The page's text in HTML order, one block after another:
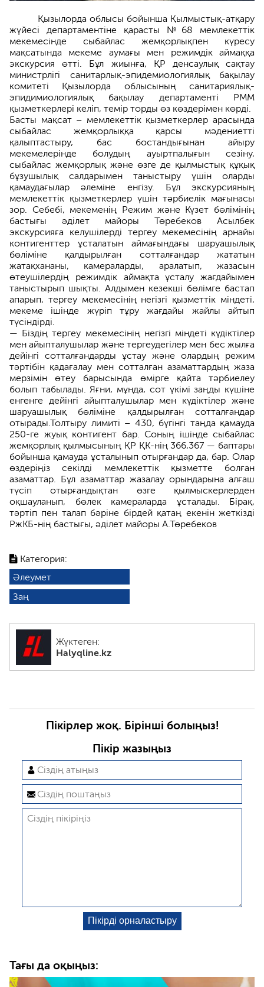
Категория:
Әлеумет
Заң
Жүктеген:
Halyqline.kz
Қызылорда облысы бойынша Қылмыстық-атқару
жүйесі департаментіне қарасты №68 мемлекеттік
мекемесінде сыбайлас жемқорлықпен күресу
мақсатында мекеме аумағы мен режимдік аймаққа
экскурсия өтті. Бұл жиынға, ҚР денсаулық сақтау
министрлігі санитарлық-эпидемиологиялық бақылау
комитеті Қызылорда облысының санитариялық-
эпидимиологиялық бақылау департаменті РММ
қызметкерлері келіп, темір торды өз көздерімен көрді.
Басты мақсат – мемлекеттік қызметкерлер арасында
сыбайлас жемқорлыққа қарсы мәдениетті
қалыптастыру, бас бостандығынан айыру
мекемелерінде болудың ауыртпалығын сезіну,
сыбайлас жемқорлық және өзге де қылмыстық құқық
бұзушылық салдарымен таныстыру үшін оларды
қамаудағылар әлеміне енгізу. Бұл экскурсияның
мемлекеттік қызметкерлер үшін тәрбиелік мағынасы
зор. Себебі, мекеменің Режим және Күзет бөлімінің
бастығы әділет майоры Төребеков Асылбек
экскурсияға келушілерді тергеу мекемесінің арнайы
контигенттер ұсталатын аймағындағы шаруашылық
бөліміне қалдырылған сотталғандар жататын
жатақхананы, камераларды, аралатып, жазасын
өтеушілердің режимдік аймақта ұсталу жағдайымен
таныстырып шықты. Алдымен кезекші бөлімге бастап
апарып, тергеу мекемесінің негізгі қызметтік міндеті,
мекеме ішінде жүріп тұру жағдайы жайлы айтып
түсіндірді.
— Біздің тергеу мекемесінің негізгі міндеті күдіктілер
мен айыпталушылар және тергеудегілер мен бес жылға
дейінгі сотталғандарды ұстау және олардың режим
тәртібін қадағалау мен сотталған азаматтардың жаза
мерзімін өтеу барысында өмірге қайта тәрбиелеу
болып табылады. Яғни, мұнда, сот үкімі заңды күшіне
енгенге дейінгі айыпталушылар мен күдіктілер және
шаруашылық бөліміне қалдырылған сотталғандар
отырады.Толтыру лимиті – 430, бүгінгі таңда қамауда
250-ге жуық контигент бар. Соның ішінде сыбайлас
жемқорлық қылмысының ҚР ҚК-нің 366,367 — баптары
бойынша қамауда ұсталынып отырғандар да, бар. Олар
өздеріңіз секілді мемлекеттік қызметте болған
азаматтар. Бұл азаматтар жазалау орындарына алғаш
түсіп отырғандықтан өзге қылмыскерлерден
оқшауланып, бөлек камераларда ұсталады. Бірақ,
тәртіп пен талап бәріне бірдей қатаң екенін жеткізді
РжКБ-нің бастығы, әділет майоры А.Төребеков
Пікірлер жоқ. Бірінші болыңыз!
Пікір жазыңыз
Тағы да оқыңыз: